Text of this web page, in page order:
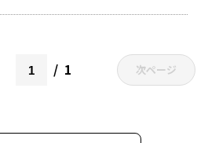
1 次ページ